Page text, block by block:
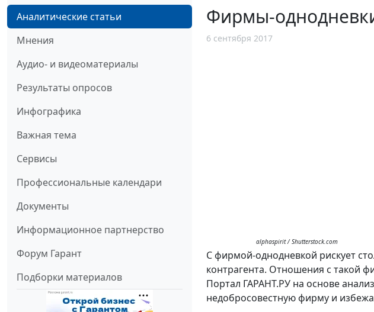
Аналитические статьи
Мнения
Аудио- и видеоматериалы
Результаты опросов
Инфографика
Важная тема
Сервисы
Профессиональные календари
Документы
Информационное партнерство
Форум Гарант
Подборки материалов
Фирмы-
6 сентября 2017
alphaspirit / Shutterstock.com
С фирмой-однодневкой рискует
контрагента. Отношения с такой
Портал ГАРАНТ.РУ на основе
недобросовестную фирму и